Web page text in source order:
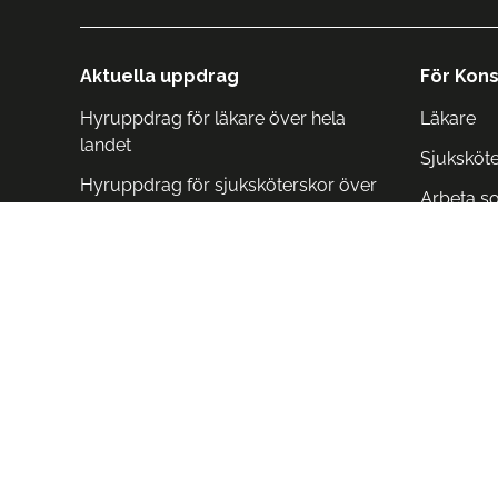
Aktuella uppdrag
Hyruppdrag för läkare över hela
landet
Hyruppdrag för sjuksköterskor över
För
Läkare
Arbeta